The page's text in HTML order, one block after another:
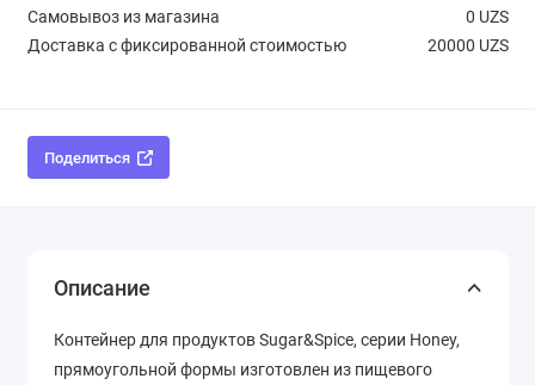
Самовывоз из магазина
0 UZS
Доставка с фиксированной стоимостью
20000 UZS
Поделиться
Описание
Контейнер для продуктов Sugar&Spice, серии Honey,
прямоугольной формы изготовлен из пищевого